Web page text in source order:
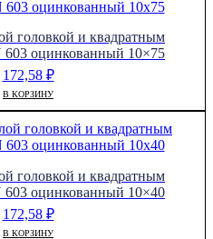
головкой и квадратным
603 оцинкованный 10×75
172,58 ₽
В КОРЗИНУ
головкой и квадратным
603 оцинкованный 10×40
172,58 ₽
В КОРЗИНУ